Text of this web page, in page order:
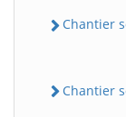
Chantier
Chantier